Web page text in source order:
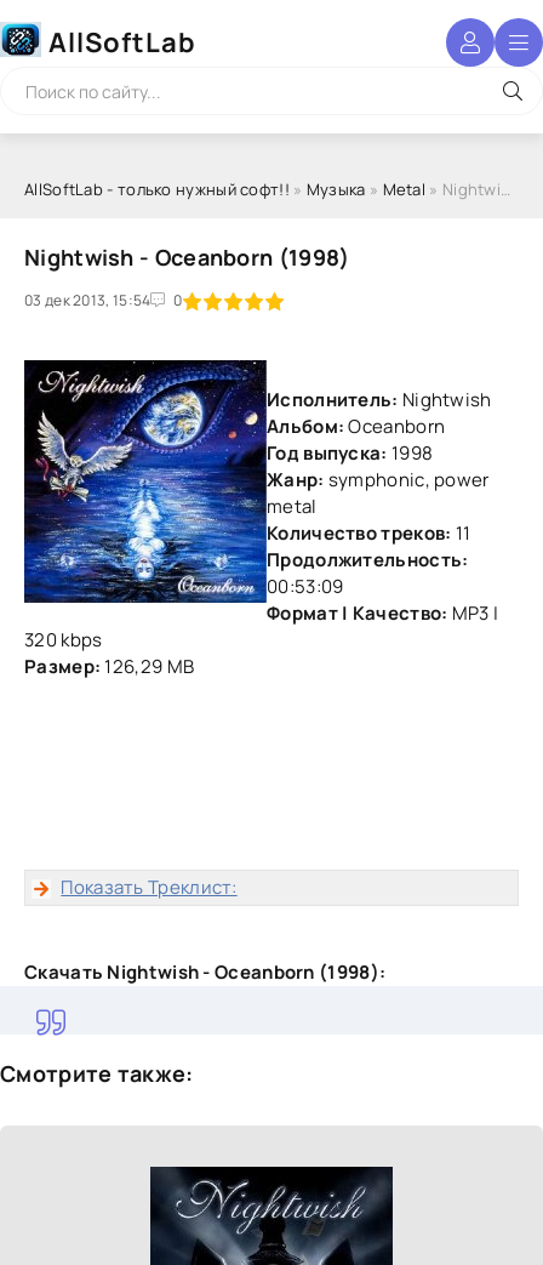
AllSoftLab
AllSoftLab - только нужный софт!! » Музыка » Metal » Nightwish - Oceanborn (1998)
Nightwish - Oceanborn (1998)
03 дек 2013, 15:54 0
1 2 3 4 5
Исполнитель: Nightwish
Альбом:Oceanborn
Год выпуска: 1998
Жанр: symphonic, power
metal
Количество треков: 11
Продолжительность:
00:53:09
Формат | Качество: MP3 |
320 kbps
Размер: 126,29 MB
Показать Треклист:
Скачать Nightwish - Oceanborn (1998):
Смотрите также: